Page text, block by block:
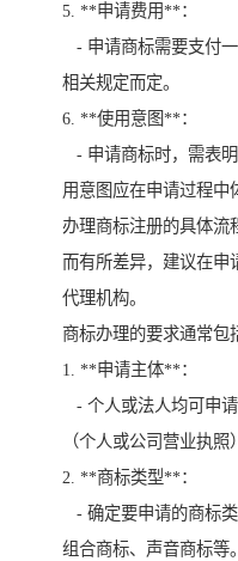
5. **申请费用**：
- 申请商标需要支付
相关规定而定。
6. **使用意图**：
- 申请商标时，需表
用意图应在申请过程中
办理商标注册的具体流
而有所差异，建议在申
代理机构。
商标办理的要求通常包
1. **申请主体**：
- 个人或法人均可申
（个人或公司营业执照
2. **商标类型**：
- 确定要申请的商标类
组合商标、声音商标等。